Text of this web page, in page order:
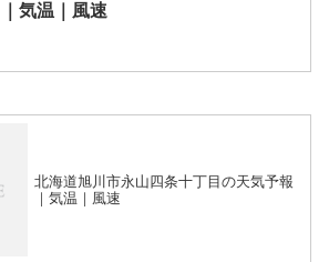
｜気温｜風速
北海道旭川市永山四条十丁目の天気予報
｜気温｜風速